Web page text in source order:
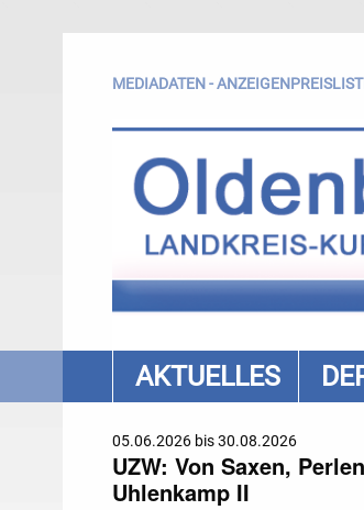
MEDIADATEN -
AKTUELLES
05.06.2026 bis 30.08.2026
UZW: Von Saxen,
Uhlenkamp II